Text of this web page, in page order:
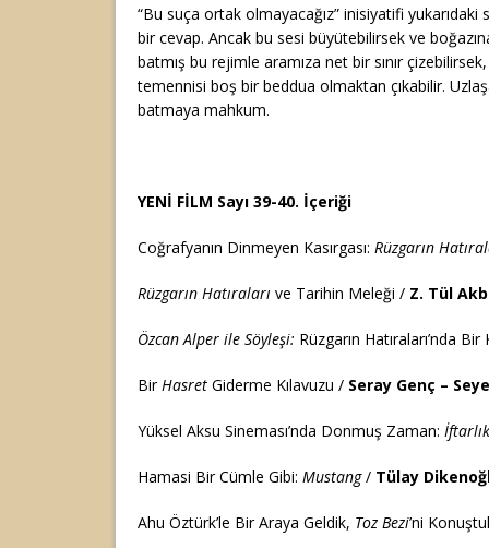
“Bu suça ortak olmayacağız” inisiyatifi
bir cevap. Ancak bu sesi büyütebilirsek ve
batmış bu rejimle aramıza net bir sınır
temennisi boş bir beddua olmaktan çıkabilir.
batmaya mahkum.
YENİ FİLM Sayı 39-40. İçeriği
Coğrafyanın Dinmeyen Kasırgası: Rüzgarın
Rüzgarın Hatıraları ve Tarihin Meleği / Z. Tül
Özcan Alper ile Söyleşi: Rüzgarın Hatıraları’nda
Bir Hasret Giderme Kılavuzu / Seray Genç –
Yüksel Aksu Sineması’nda Donmuş Zaman:
Hamasi Bir Cümle Gibi: Mustang/ Tülay
Ahu Öztürk’le Bir Araya Geldik, Toz Bezi’ni